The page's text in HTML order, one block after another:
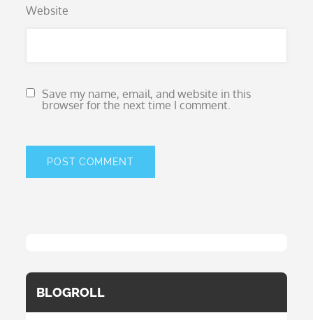
Website
Save my name, email, and website in this
browser for the next time I comment.
BLOGROLL